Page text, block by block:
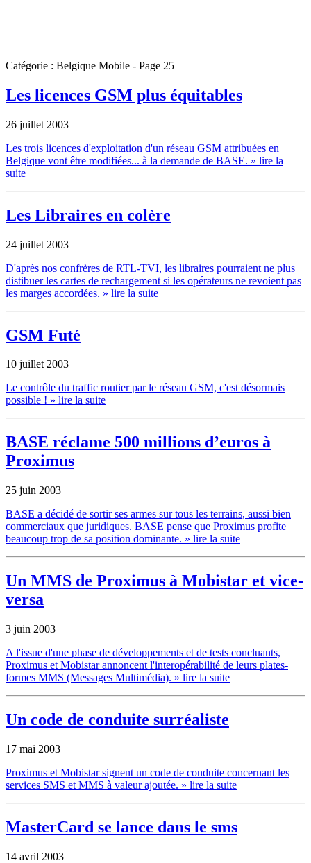
Catégorie : Belgique Mobile - Page 25
Les licences GSM plus équitables
26 juillet 2003
Les trois licences d'exploitation d'un réseau GSM attribuées en
Belgique vont être modifiées... à la demande de BASE. » lire la
suite
Les Libraires en colère
24 juillet 2003
D'après nos confrères de RTL-TVI, les libraires pourraient ne plus
distibuer les cartes de rechargement si les opérateurs ne revoient pas
les marges accordées. » lire la suite
GSM Futé
10 juillet 2003
Le contrôle du traffic routier par le réseau GSM, c'est désormais
possible ! » lire la suite
BASE réclame 500 millions d’euros à
Proximus
25 juin 2003
BASE a décidé de sortir ses armes sur tous les terrains, aussi bien
commerciaux que juridiques. BASE pense que Proximus profite
beaucoup trop de sa position dominante. » lire la suite
Un MMS de Proximus à Mobistar et vice-
versa
3 juin 2003
A l'issue d'une phase de développements et de tests concluants,
Proximus et Mobistar annoncent l'interopérabilité de leurs plates-
formes MMS (Messages Multimédia). » lire la suite
Un code de conduite surréaliste
17 mai 2003
Proximus et Mobistar signent un code de conduite concernant les
services SMS et MMS à valeur ajoutée. » lire la suite
MasterCard se lance dans le sms
14 avril 2003